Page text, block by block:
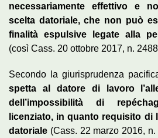
necessariamente effettivo e
scelta datoriale, che non può
finalità espulsive legate alla
(così Cass. 20 ottobre 2017, n.
Secondo la giurisprudenza
spetta al datore di lavoro
dell’impossibilità di
licenziato, in quanto requisito di
datoriale (Cass. 22 marzo 2016,